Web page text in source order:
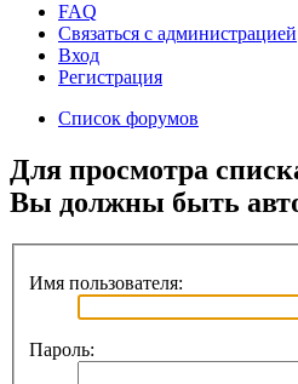
FAQ
Связаться с администрацией
Вход
Регистрация
Список форумов
Для просмотра
Вы должны быть
Имя пользователя:
Пароль: